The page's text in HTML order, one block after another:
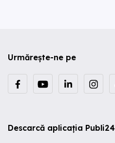
Urmărește-ne pe
Descarcă aplicația Publi24